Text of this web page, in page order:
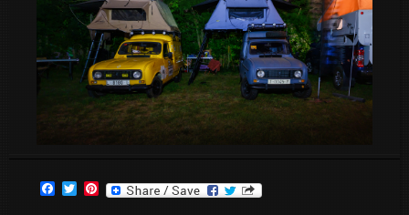
Facebook
TwitterPinterest